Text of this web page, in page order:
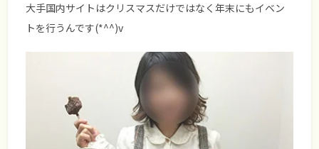
大手国内サイトはクリスマスだけではなく年末にもイベン
トを行うんです(*^^)v